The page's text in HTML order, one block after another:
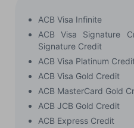
ACB Visa Infinite
ACB Visa Signature
Signature Credit
ACB Visa Platinum
ACB Visa Gold Credit
ACB MasterCard Gold
ACB JCB Gold Credit
ACB Express Credit